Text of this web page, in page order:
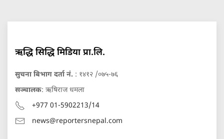
ऋद्धि सिद्धि मिडिया प्रा.लि.
सुचना बिभाग दर्ता नं. : १४१२ /०७५-७६
सञ्चालक: ऋषिराज धमला
+977 01-5902213/14
news@reportersnepal.com